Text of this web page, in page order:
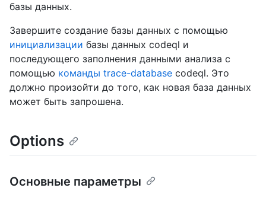
базы данных.
Завершите создание базы данных с помощью
инициализации базы данных codeql и
последующего заполнения данными анализа с
помощью команды trace-database codeql. Это
должно произойти до того, как новая база данных
может быть запрошена.
Options
Основные параметры